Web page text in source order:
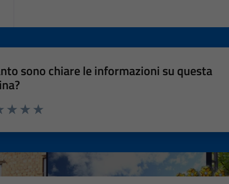
sono chiare le informazioni su questa